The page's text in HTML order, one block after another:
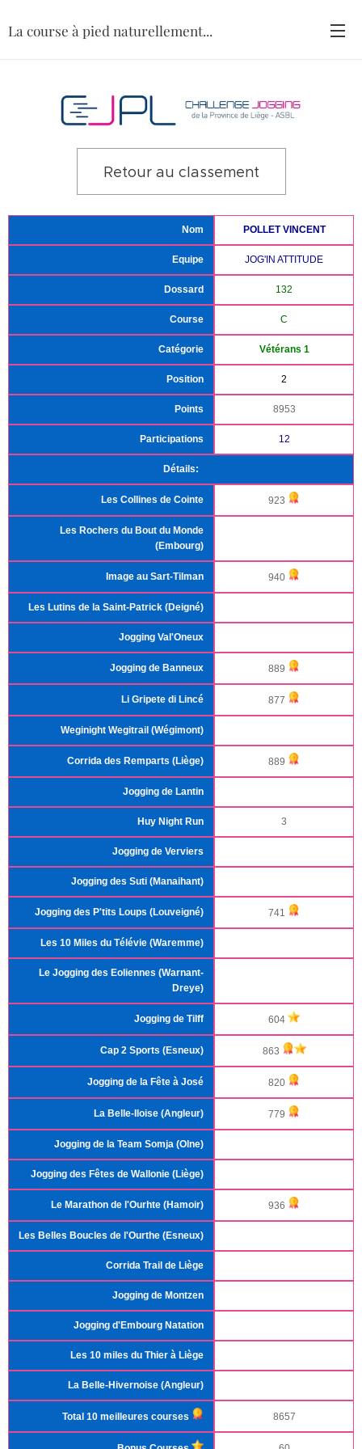
La course à pied naturellement...
Retour au classement
Nom POLLET VINCENT
Equipe JOG'IN ATTITUDE
Dossard 132
Course C
Catégorie Vétérans 1
Position 2
Points 8953
Participations 12
Détails:
Les Collines de Cointe 923
Les Rochers du Bout du Monde
(Embourg)
Image au Sart-Tilman 940
Les Lutins de la Saint-Patrick (Deigné)
Jogging Val'Oneux
Jogging de Banneux 889
Li Gripete di Lincé 877
Weginight Wegitrail (Wégimont)
Corrida des Remparts (Liège) 889
Jogging de Lantin
Huy Night Run 3
Jogging de Verviers
Jogging des Suti (Manaihant)
Jogging des P'tits Loups (Louveigné) 741
Les 10 Miles du Télévie (Waremme)
Le Jogging des Eoliennes (Warnant-
Dreye)
Jogging de Tilff 604
Cap 2 Sports (Esneux) 863
Jogging de la Fête à José 820
La Belle-Iloise (Angleur) 779
Jogging de la Team Somja (Olne)
Jogging des Fêtes de Wallonie (Liège)
Le Marathon de l'Ourhte (Hamoir) 936
Les Belles Boucles de l'Ourthe (Esneux)
Corrida Trail de Liège
Jogging de Montzen
Jogging d'Embourg Natation
Les 10 miles du Thier à Liège
La Belle-Hivernoise (Angleur)
Total 10 meilleures courses 8657